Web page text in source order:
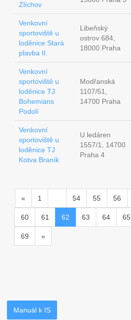
Zlíchov
Venkovní
sportoviště u
loděnice Stará
plavba II.
Libeňský
ostrov 684,
18000 Praha
Venkovní
sportoviště u
loděnice TJ
Bohemians
Podolí
Modřanská
1107/51,
14700 Praha
Venkovní
sportoviště u
loděnice TJ
Kotva Braník
U ledáren
1557/1, 14700
Praha 4
« 1 ... 54 55 56
60 61 62 63 64 65
69 »
Manuál k IS